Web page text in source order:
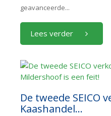
geavanceerde...
Lees verder
De tweede SEICO
Kaashandel...